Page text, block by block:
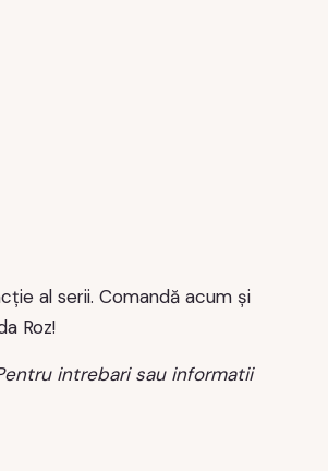
al serii. Comandă acum și
Roz!
intrebari sau informatii